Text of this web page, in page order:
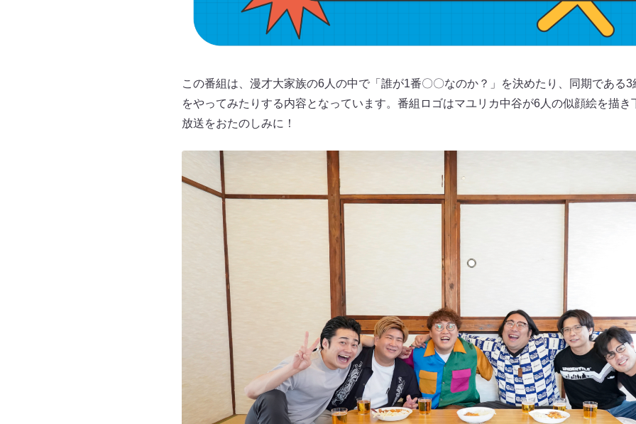
この番組は、漫才大家族の6人の中で「誰が1番〇〇なのか？」を決めたり、同期である
をやってみたりする内容となっています。番組ロゴはマユリカ中谷が6人の似顔絵を描き
放送をおたのしみに！